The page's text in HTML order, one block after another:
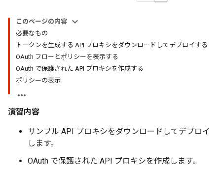
このページの内容
必要なもの
トークンを生成する API プロキシをダウンロードしてデプロイする
OAuth フローとポリシーを表示する
OAuth で保護された API プロキシを作成する
ポリシーの表示
演習内容
サンプル API プロキシをダウンロードしてデプロイ
します。
OAuth で保護された API プロキシを作成します。